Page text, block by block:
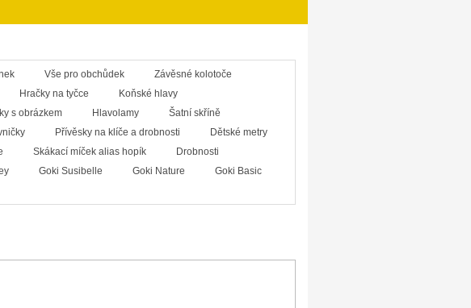
Vše pro obchůdek
Závěsné kolotoče
Hračky na tyčce
Koňské hlavy
s obrázkem Hlavolamy
Šatní skříně
Přívěsky na klíče a drobnosti
Dětské metry
Skákací míček alias hopík
Drobnosti
Goki Susibelle Goki Nature
Goki Basic